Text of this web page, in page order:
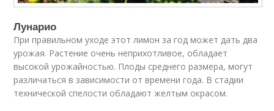
Лунарио
При правильном уходе этот лимон за год может дать два
урожая. Растение очень неприхотливое, обладает
высокой урожайностью. Плоды среднего размера, могут
различаться в зависимости от времени года. В стадии
технической спелости обладают желтым окрасом.